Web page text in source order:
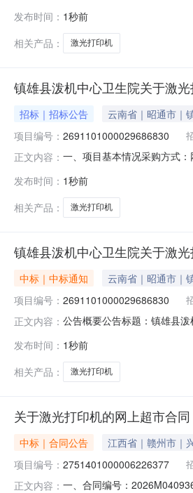
08-09代理机构：进口产品审
发布时间： 1秒前
相关产品：
激光打印机
镇雄县泼机中心卫生院关于激
招标｜招标公告 云南省｜昭通市｜
项目编号： 2691101000029686830
正文内容： 一、项目基本情况采购方式
分类：黑2【运费】1二、供
发布时间： 1秒前
相关产品：
激光打印机
镇雄县泼机中心卫生院关于激
中标｜中标通知 云南省｜昭通市｜
项目编号： 2691101000029686830
正文内容： 公告概要公告标题：镇雄县
超市采购项目项目编号：
发布时间： 1秒前
相关产品：
激光打印机
关于激光打印机的网上超市合同
中标｜合同公告 江西省｜赣州市｜
项目编号： 2751401000006226377
正文内容： 一、合同编号：